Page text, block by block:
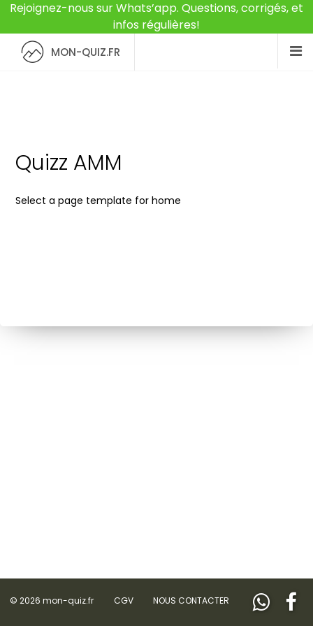
Rejoignez-nous sur Whats’app. Questions, corrigés, et
infos régulières!
MON-QUIZ.FR
Quizz AMM
Select a page template for home
© 2026 mon-quiz.fr CGV NOUS CONTACTER